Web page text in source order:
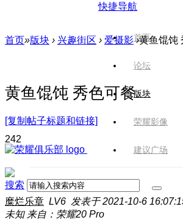
快捷导航
首页
论坛
版块
荣耀影像
建议广场
搜索
首页»版块 › 兴趣街区 › 爱摄影 ›黄鱼馄饨
黄鱼馄饨 秀色可餐
[复制帖子标题和链接]
242
糜烂乐章 LV6 发表于 2021-10-6
未知 来自：荣耀20 Pro